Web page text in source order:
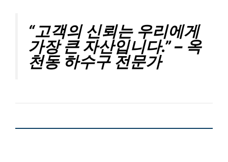
“고객의 신뢰는 우리에게
가장 큰 자산입니다.” – 옥
천동 하수구 전문가